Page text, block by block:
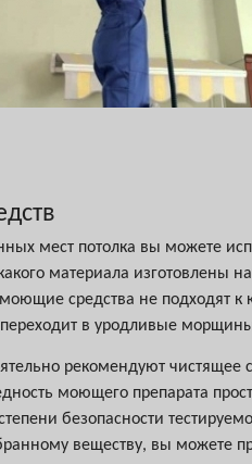
мест потолка вы можете
материала
средства не подходят
в уродливые
рекомендуют
моющего препарата
безопасности
веществу, вы можете